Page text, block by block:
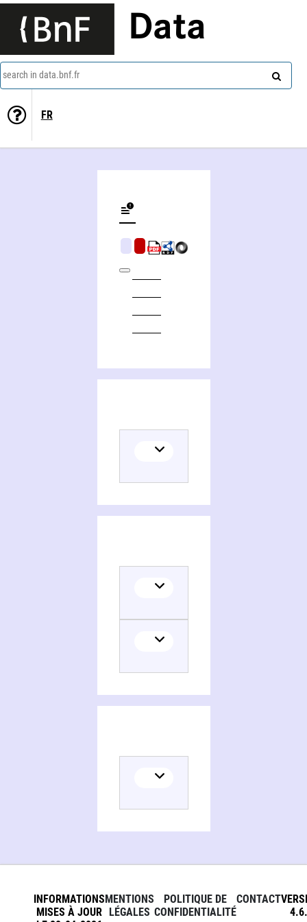
Data
search in data.bnf.fr
FR
INFORMATIONS
MISES À JOUR
MENTIONS
LÉGALES
POLITIQUE DE
CONFIDENTIALITÉ
CONTACT